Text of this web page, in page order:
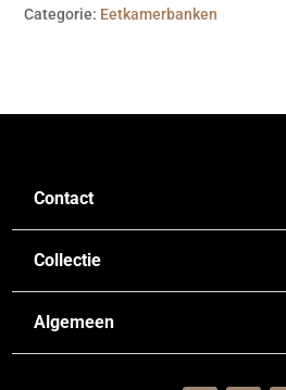
Categorie: Eetkamerbanken
Contact
Collectie
Algemeen